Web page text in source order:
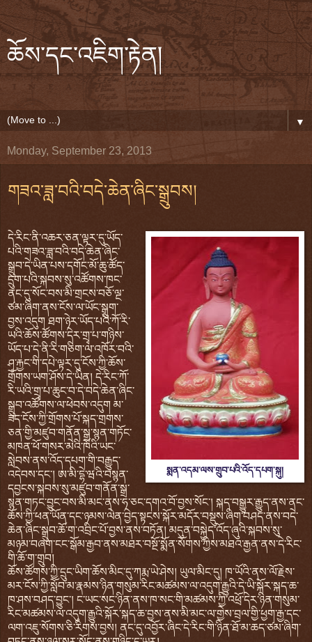
ཆོས་དང་འཇིག་རྟེན།
▼
Monday, September 23, 2013
གཟའ་ཟླ་བའི་བདེ་ཆེན་ཞིང་སྒྲུབས།
སྨན་འདམ་ལས་གྲུབ་པའི་འོད་དཔག་སྐུ།
དེ་རིང་ནི་འཆར་ཅན་ལྟར་དུ་ཡོད་
པའི་གཟའ་ཟླ་བའི་བདེ་ཆེན་ཞིང་
སྒྲུབ་དེ་ཡིན་པས་དགོང་མོ་ཆུ་ཚོད་
དྲུག་པའི་སྐབས་སུ་འཚོགས་ཁང་
ནང་དུ་སོང་བས་མི་གྲངས་བཅོ་ལྔ་
ཙམ་ཞིག་ནས་ངོས་ལ་ཡོང་སྒུག་
བྱས་འདུག ཐག་ཉེར་ཡོད་པའི་ཀོ་རི་
ཡའི་ཆོས་ཚོགས་དེར་གྲྭ་པ་གཉིས་
ཡོད་པ་དེ་ནི་རི་གཅིག་ལ་འཁོར་བའི་
ཤྭ་རྐྱང་གི་དཔེ་ལྟར་དུ་ངོས་ཀྱི་ཆོས་
གྲོགས་ཡག་ཤོས་དེ་ཡིན། དེ་རིང་ཀོ་
རི་ཡའི་གྲྭ་པ་ཆུང་བ་དེ་བདེ་ཆེན་ཞིང་
སྒྲུབ་འཚོགས་ལ་ཕེབས་འདུག མ་
ཟད་ངོས་ཀྱི་གྲོགས་པོ་སྐད་གྲགས་
ཅན་གྱི་མཛུབ་གནོན་སྒྲ་སྙན་གཏོང་
མཁན་ཕོ་གསར་མེའི་ཁོའི་ཡང་
སླེབས་ནས་འོད་དཔག་གི་བརྒྱུད་
འདེབས་དང་། ཨ་མི་དྷེ་ཝའི་བསྙན་
དབྱངས་སྐབས་སུ་མཛུབ་གནོན་སྒྲ་
སྙན་གཏང་བྱུང་བས་མི་མང་ནས་ཧ་ཅང་དགའ་བོ་བྱས་སོང་། སྐད་བསྒྱུར་རྒྱུད་ནས་ནང་
ཆོས་ཀྱི་ཕན་ཡོན་དང་ཉམས་ལེན་བྱེད་སྟངས་སྐོར་མདོར་བསྡུས་ཞིག་བཤད་ནས་བདེ་
ཆེན་ཞིང་སྒྲུབ་ཆོ་ག་འབྲིང་པོ་བྱས་ནས་བཏོན། མདུན་བསྐྱེད་འོད་ཞུའི་སྐབས་སུ་
མཉམ་བཞག་ངང་སྒོམ་རྒྱབ་ནས་མཐར་བསྔོ་སྨོན་སོགས་ཀྱིས་མཐའ་རྒྱན་ནས་དེ་རིང་
གི་ཆོ་ག་གྲུབ།
ཆོས་ཚོགས་ཀྱི་དྲུང་ཡིག་ཆོས་མིང་དུ་ཀརྨ་ཡེ་ཤེས། ཡུལ་མིང་དུ། ཁ་ཡོའི་ནས་ལོ་རྗེས་
མར་ངོས་ཀྱི་སློབ་མ་རྣམས་ཉིན་གསུམ་རིང་མཚམས་ལ་འདུག་རྒྱུའི་དེ་ཡི་སྐོར་སྐད་ཆ་
ཁ་ཤས་བཤད་བྱུང་། ང་ཡང་སང་ཉིན་ནས་ཁ་སང་གི་མཚམས་ཀྱི་འཕྲོ་དེར་ཉིན་གསུམ་
རིང་མཚམས་ལ་འདུག་རྒྱུའི་སྐོར་སྐད་ཆ་བྱས་ནས་མི་མང་ལ་གྱེས་བྲལ་གྱི་ཕྱག་རྒྱ་དང་
ལག་འཇུ་སོགས་ཅི་རིགས་བྱས། ནང་དུ་འབྱོར་ཞིང་དེ་རིང་གི་ཉིན་ཐོ་མ་ཆད་ཙམ་ཞིག་